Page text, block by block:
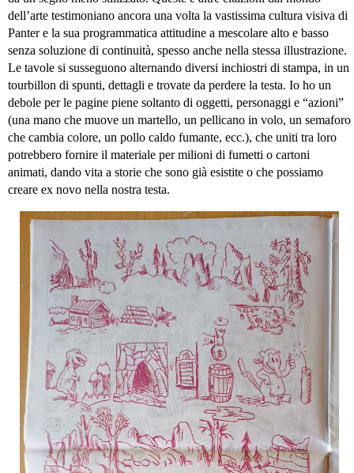
dell’arte testimoniano ancora una volta la vastissima cultura visiva di
Panter e la sua programmatica attitudine a mescolare alto e basso
senza soluzione di continuità, spesso anche nella stessa illustrazione.
Le tavole si susseguono alternando diversi inchiostri di stampa, in un
tourbillon di spunti, dettagli e trovate da perdere la testa. Io ho un
debole per le pagine piene soltanto di oggetti, personaggi e “azioni”
(una mano che muove un martello, un pellicano in volo, un semaforo
che cambia colore, un pollo caldo fumante, ecc.), che uniti tra loro
potrebbero fornire il materiale per milioni di fumetti o cartoni
animati, dando vita a storie che sono già esistite o che possiamo
creare ex novo nella nostra testa.